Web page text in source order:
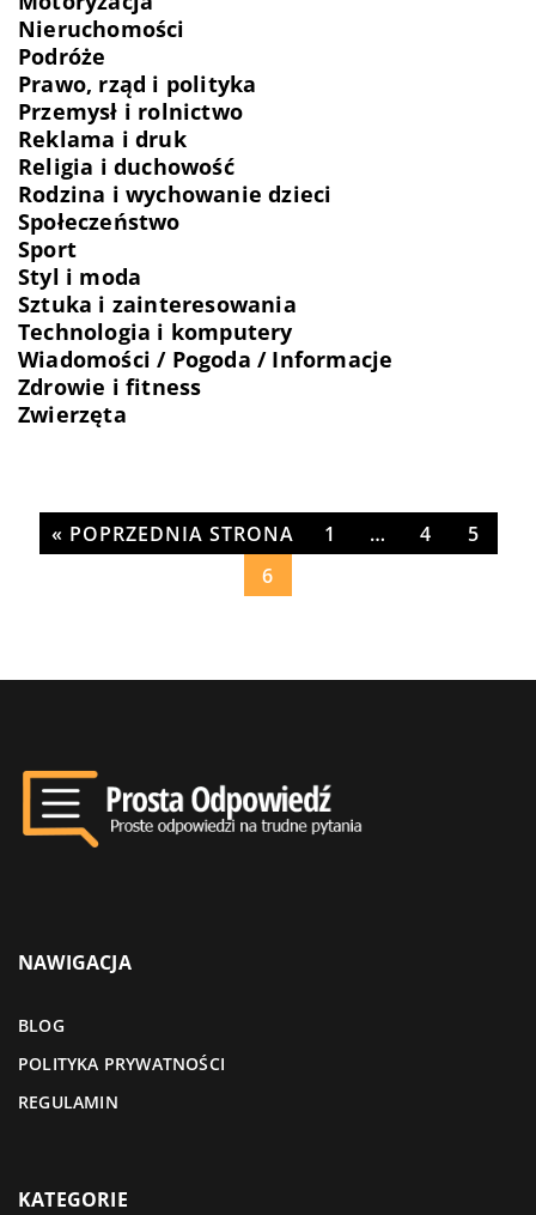
Nieruchomości
Podróże
Prawo, rząd i polityka
Przemysł i rolnictwo
Reklama i druk
Religia i duchowość
Rodzina i wychowanie dzieci
Społeczeństwo
Sport
Styl i moda
Sztuka i zainteresowania
Technologia i komputery
Wiadomości / Pogoda / Informacje
Zdrowie i fitness
Zwierzęta
« POPRZEDNIA STRONA 1 … 4
5
6
NAWIGACJA
BLOG
POLITYKA PRYWATNOŚCI
REGULAMIN
KATEGORIE